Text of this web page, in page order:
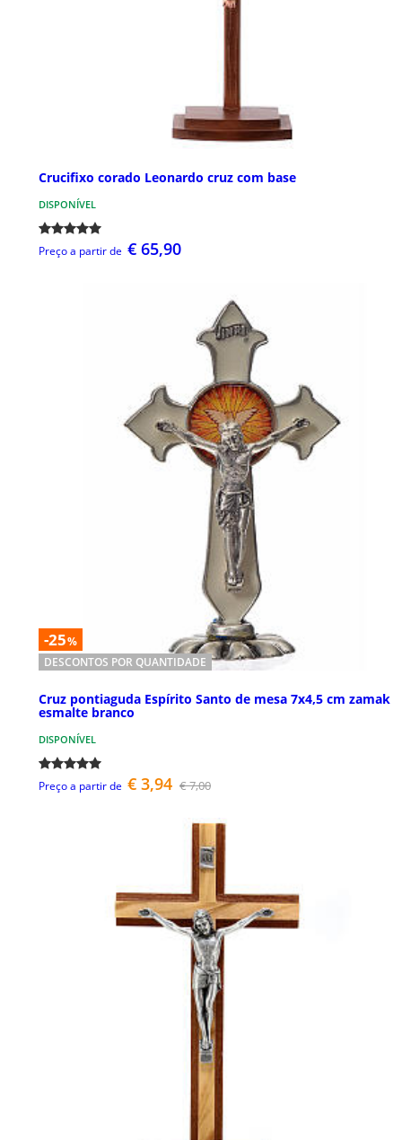
Crucifixo corado Leonardo cruz com base
DISPONÍVEL
Preço a partir de € 65,90
-25%
DESCONTOS POR QUANTIDADE
Cruz pontiaguda Espírito Santo de mesa 7x4,5 cm zamak
esmalte branco
DISPONÍVEL
Preço a partir de € 3,94 € 7,00